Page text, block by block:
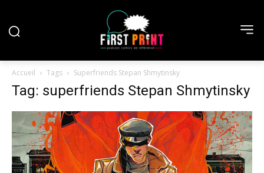
Accueil Tags Superfriends Stepan Shmytinsky
Tag: superfriends Stepan Shmytinsky